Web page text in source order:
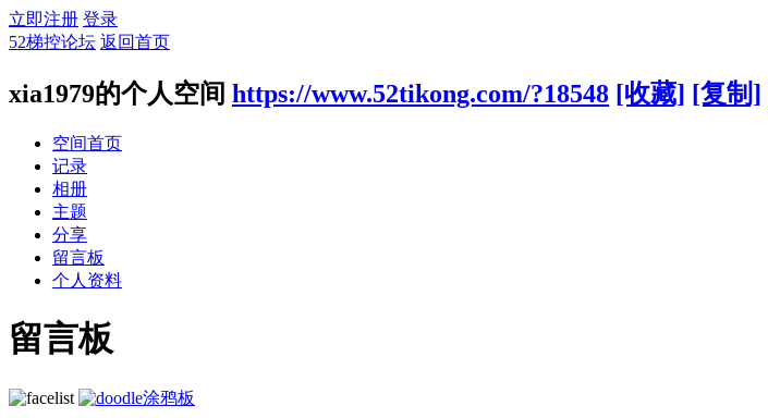
立即注册 登录
52梯控论坛 返回首页
xia1979的个人空间 https://www.52tikong.com/?18548 [收藏] [复制]
空间首页
记录
相册
主题
分享
留言板
个人资料
留言板
涂鸦板